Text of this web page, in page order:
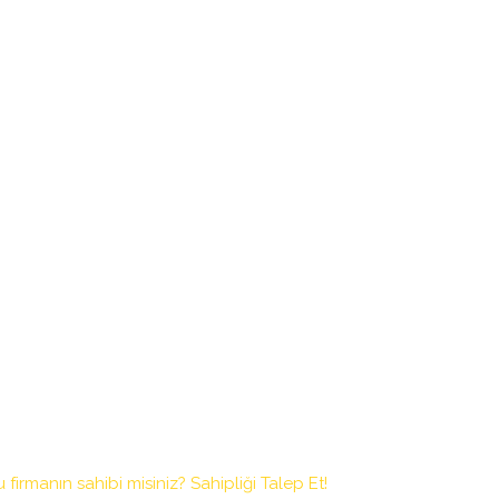
firmanın sahibi misiniz? Sahipliği Talep Et!